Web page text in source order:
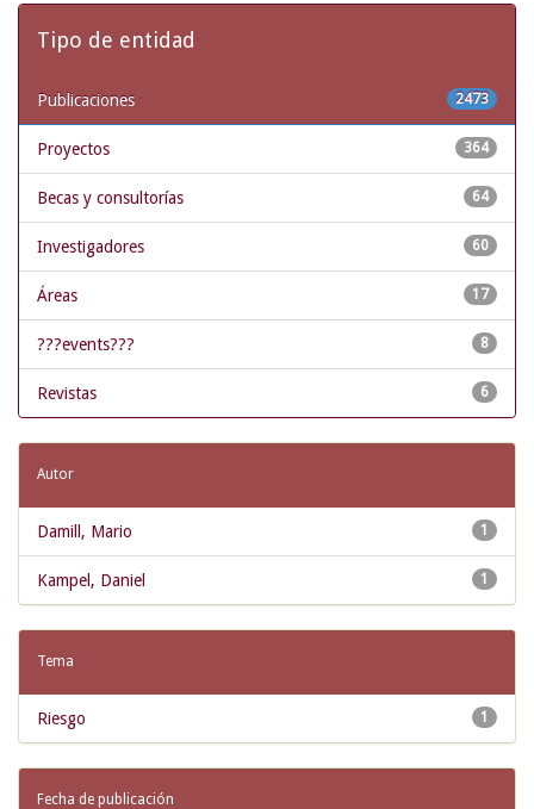
Tipo de entidad
2473
Publicaciones
364
Proyectos
64
Becas y consultorías
60
Investigadores
17
Áreas
8
???events???
6
Revistas
Autor
1
Damill, Mario
1
Kampel, Daniel
Tema
1
Riesgo
Fecha de publicación